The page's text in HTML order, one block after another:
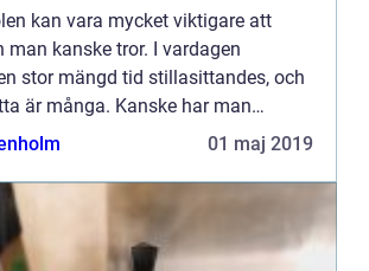
kan vara mycket viktigare att
man kanske tror. I vardagen
stor mängd tid stillasittandes, och
är många. Kanske har man
kontorsjobb d&...
01 maj 2019